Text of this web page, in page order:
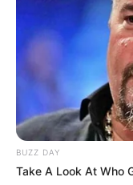
8. Bukan
menyatukan
potongan kotak-
BUZZ DAY
Take A Look At Who